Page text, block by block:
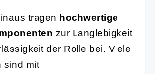
tragen hochwertige
zur Langlebigkeit
der Rolle bei. Viele
sind mit